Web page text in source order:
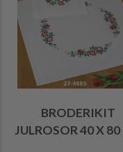
BRODERIKIT
JULROSOR 40 X 80